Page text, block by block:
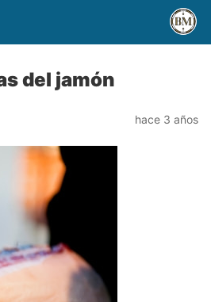
del jamón
hace 3 años